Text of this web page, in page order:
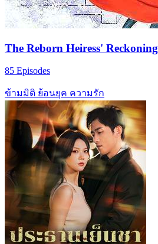
The Reborn Heiress' Reckoning
85 Episodes
ข้ามมิติ ย้อนยุค ความรัก